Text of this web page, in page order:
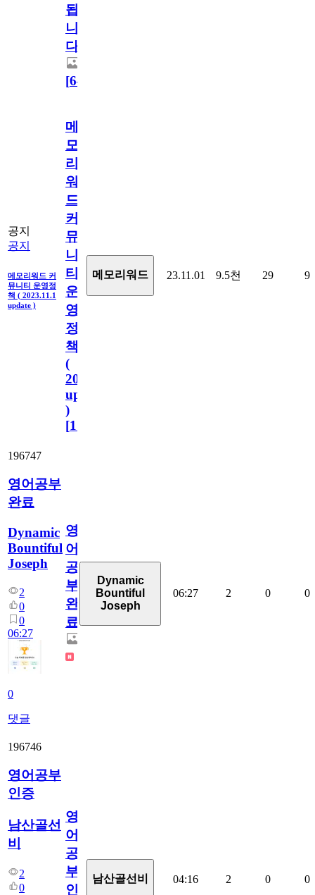
됩
니
다.
[64
공지
공지
메모리워드 커
뮤니티 운영정
책 ( 2023.11.1
update )
메
모
리
워
드
커
뮤
니
티
운
영
정
책
(
2023.11.1
update
)
[110
메모리워드 23.11.01 9.5천 29 9
196747
영어공부
완료
Dynamic
Bountiful
Joseph
2
0
0
06:27
0
댓글
영
어
공
부
완
료
Dynamic
Bountiful
Joseph
06:27 2 0 0
196746
영어공부
인증
남산골선
비
2
0
영
어
공
부
인
남산골선비 04:16 2 0 0